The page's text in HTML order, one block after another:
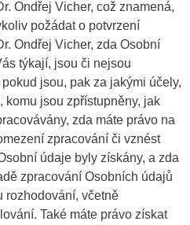
Ondřej Vicher, což znamená,
požádat o potvrzení
Ondřej Vicher, zda Osobní
týkají, jsou či nejsou
jsou, pak za jakými účely,
komu jsou zpřístupněny, jak
zda máte právo na
zpracování či vznést
údaje byly získány, a zda
zpracování Osobních údajů
rozhodování, včetně
Také máte právo získat